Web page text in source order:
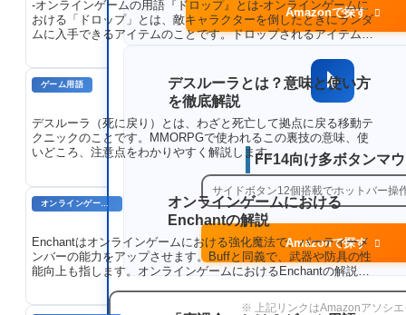
Amazonで探す
FF14向け多ボタンマ
サイドボタン12個搭載でホットバー操
Amazonで探す
※ 上記リンクはAmazonアソシ
-オンラインゲームの用語『ドロップ』とは-オンラインゲームに
おける「ドロップ」とは、敵キャラクターを倒したときにランダ
ムに入手できるアイテムのことです。ドロップされるアイテムの
テムほどドロップ率が低く、プレイヤーの間で人気のあるアイテ
ムとなっています。ドロップは、キャラクターの強化や、ゲーム
の進行に役立てられます。
ゲーム用語
デスルーラとは？意味と使い方
を徹底解説
デスルーラ（死に戻り）とは、わざと死亡して拠点に戻る移動テ
クニックのことです。MMORPGで使われるこの裏技の意味、使
いどころ、注意点をわかりやすく解説します。
オンラインゲームにおける
Enchantの解説
Enchantはオンラインゲームにおける強化魔法で、パーティーメ
ンバーの能力をアップさせます。Buffと同義で、武器や防具の性
能向上も指します。オンラインゲームにおけるEnchantの解説を